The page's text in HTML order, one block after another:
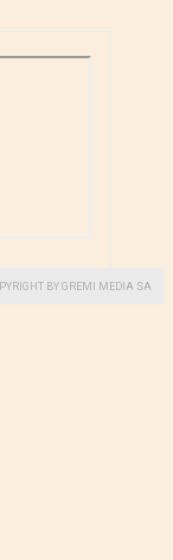
BY GREMI MEDIA SA